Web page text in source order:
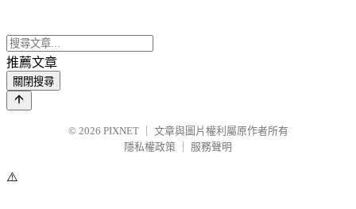
推薦文章
關閉搜尋
© 2026 PIXNET
文章與圖片權利屬原作者所有
隱私權政策
服務聲明
⚠️